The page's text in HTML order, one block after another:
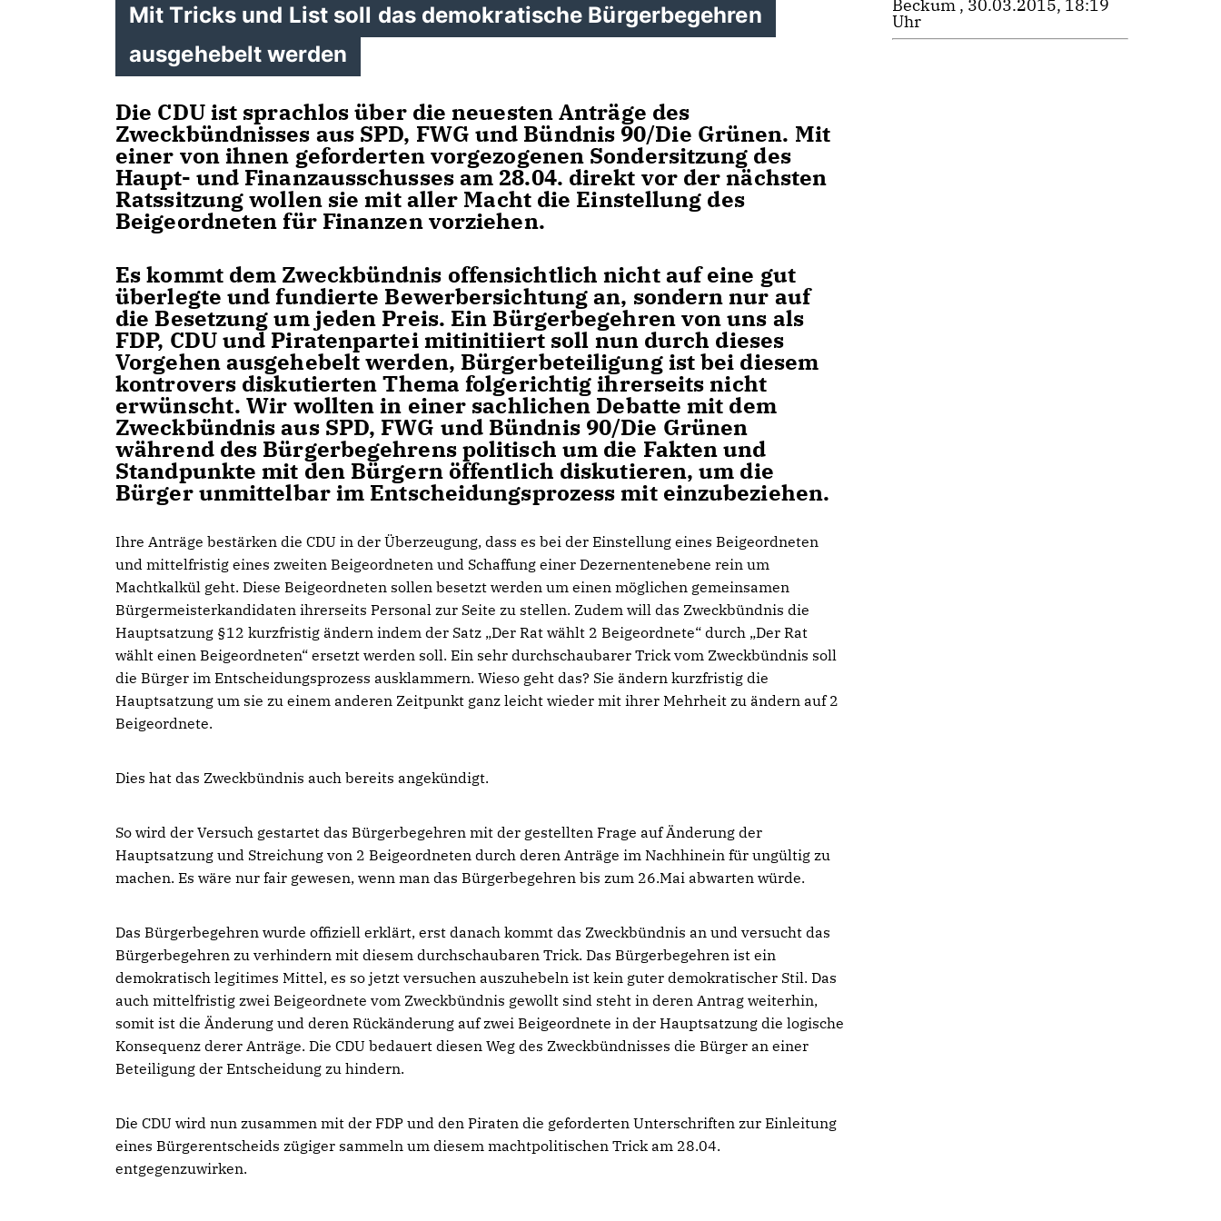
Mit Tricks und List soll das demokratische Bürgerbegehren
ausgehebelt werden
Die CDU ist sprachlos über die neuesten Anträge des
Zweckbündnisses aus SPD, FWG und Bündnis 90/Die Grünen. Mit
einer von ihnen geforderten vorgezogenen Sondersitzung des
Haupt- und Finanzausschusses am 28.04. direkt vor der nächsten
Ratssitzung wollen sie mit aller Macht die Einstellung des
Beigeordneten für Finanzen vorziehen.
Es kommt dem Zweckbündnis offensichtlich nicht auf eine gut
überlegte und fundierte Bewerbersichtung an, sondern nur auf
die Besetzung um jeden Preis. Ein Bürgerbegehren von uns als
FDP, CDU und Piratenpartei mitinitiiert soll nun durch dieses
Vorgehen ausgehebelt werden, Bürgerbeteiligung ist bei diesem
kontrovers diskutierten Thema folgerichtig ihrerseits nicht
erwünscht. Wir wollten in einer sachlichen Debatte mit dem
Zweckbündnis aus SPD, FWG und Bündnis 90/Die Grünen
während des Bürgerbegehrens politisch um die Fakten und
Standpunkte mit den Bürgern öffentlich diskutieren, um die
Bürger unmittelbar im Entscheidungsprozess mit einzubeziehen.
Ihre Anträge bestärken die CDU in der Überzeugung, dass es bei der Einstellung eines Beigeordneten
und mittelfristig eines zweiten Beigeordneten und Schaffung einer Dezernentenebene rein um
Machtkalkül geht. Diese Beigeordneten sollen besetzt werden um einen möglichen gemeinsamen
Bürgermeisterkandidaten ihrerseits Personal zur Seite zu stellen. Zudem will das Zweckbündnis die
Hauptsatzung §12 kurzfristig ändern indem der Satz „Der Rat wählt 2 Beigeordnete“ durch „Der Rat
wählt einen Beigeordneten“ ersetzt werden soll. Ein sehr durchschaubarer Trick vom Zweckbündnis soll
die Bürger im Entscheidungsprozess ausklammern. Wieso geht das? Sie ändern kurzfristig die
Hauptsatzung um sie zu einem anderen Zeitpunkt ganz leicht wieder mit ihrer Mehrheit zu ändern auf 2
Beigeordnete.
Dies hat das Zweckbündnis auch bereits angekündigt.
So wird der Versuch gestartet das Bürgerbegehren mit der gestellten Frage auf Änderung der
Hauptsatzung und Streichung von 2 Beigeordneten durch deren Anträge im Nachhinein für ungültig zu
machen. Es wäre nur fair gewesen, wenn man das Bürgerbegehren bis zum 26.Mai abwarten würde.
Das Bürgerbegehren wurde offiziell erklärt, erst danach kommt das Zweckbündnis an und versucht das
Bürgerbegehren zu verhindern mit diesem durchschaubaren Trick. Das Bürgerbegehren ist ein
demokratisch legitimes Mittel, es so jetzt versuchen auszuhebeln ist kein guter demokratischer Stil. Das
auch mittelfristig zwei Beigeordnete vom Zweckbündnis gewollt sind steht in deren Antrag weiterhin,
somit ist die Änderung und deren Rückänderung auf zwei Beigeordnete in der Hauptsatzung die logische
Konsequenz derer Anträge. Die CDU bedauert diesen Weg des Zweckbündnisses die Bürger an einer
Beteiligung der Entscheidung zu hindern.
Die CDU wird nun zusammen mit der FDP und den Piraten die geforderten Unterschriften zur Einleitung
eines Bürgerentscheids zügiger sammeln um diesem machtpolitischen Trick am 28.04.
entgegenzuwirken.
Beckum , 30.03.2015, 18:19
Uhr